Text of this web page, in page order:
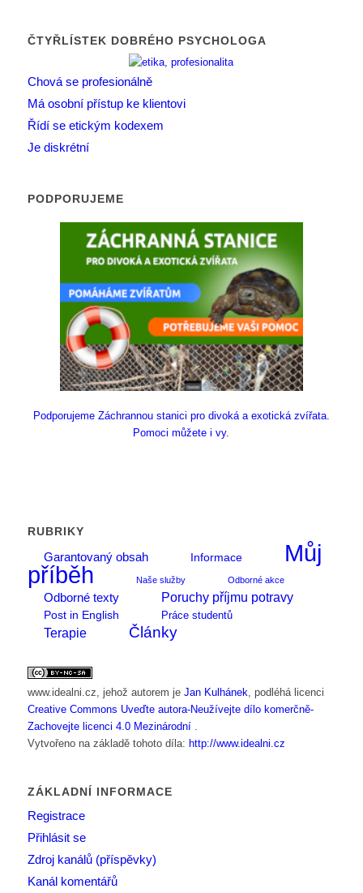
ČTYŘLÍSTEK DOBRÉHO PSYCHOLOGA
Chová se profesionálně
Má osobní přístup ke klientovi
Řídí se etickým kodexem
Je diskrétní
PODPORUJEME
Podporujeme Záchrannou stanici pro divoká a exotická zvířata.
Pomoci můžete i vy.
RUBRIKY
Garantovaný obsah
Informace
Můj
příběh
Naše služby Odborné akce
Odborné texty Poruchy příjmu potravy
Post in English Práce studentů
Terapie Články
www.idealni.cz , jehož autorem je Jan Kulhánek , podléhá licenci
Creative Commons Uveďte autora-Neužívejte dílo komerčně-
Zachovejte licenci 4.0 Mezinárodní
Vytvořeno na základě tohoto díla: http://www.idealni.cz
ZÁKLADNÍ INFORMACE
Registrace
Přihlásit se
Zdroj kanálů (příspěvky)
Kanál komentářů